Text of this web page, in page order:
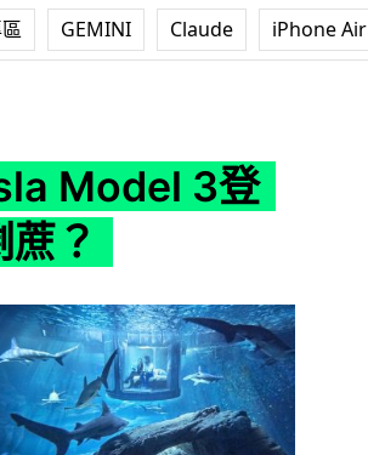
GEMINI Claude iPhone Air
Model 3登
？